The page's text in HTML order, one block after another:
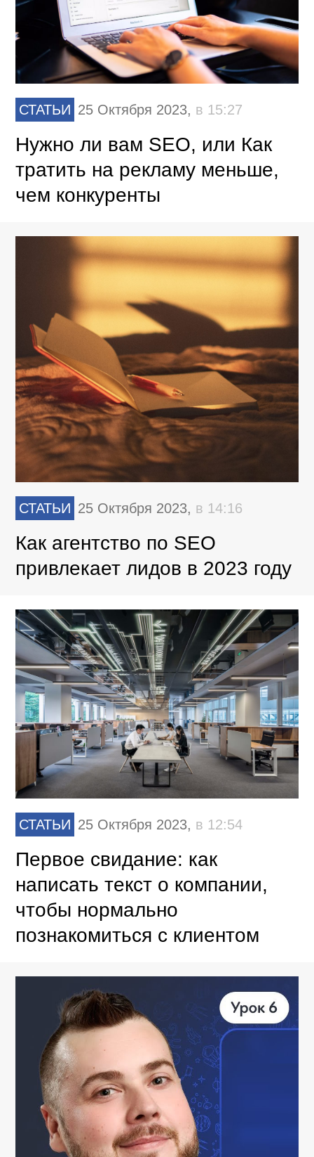
СТАТЬИ 25 Октября 2023, в 15:27
Нужно ли вам SEO, или Как
тратить на рекламу меньше,
чем конкуренты
СТАТЬИ 25 Октября 2023, в 14:16
Как агентство по SEO
привлекает лидов в 2023 году
СТАТЬИ 25 Октября 2023, в 12:54
Первое свидание: как
написать текст о компании,
чтобы нормально
познакомиться с клиентом